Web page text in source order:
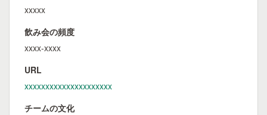
xxxxx
飲み会の頻度
xxxx-xxxx
URL
xxxxxxxxxxxxxxxxxxxxx
チームの文化